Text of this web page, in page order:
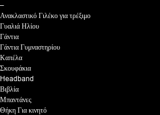
–
Ανακλαστικό Γιλέκο για τρέξιμο
Γυαλιά Ηλίου
Γάντια
Γάντια Γυμναστηρίου
Καπέλα
Σκουφάκια
Headband
Βιβλία
Μπαντάνες
Θήκη Για κινητό